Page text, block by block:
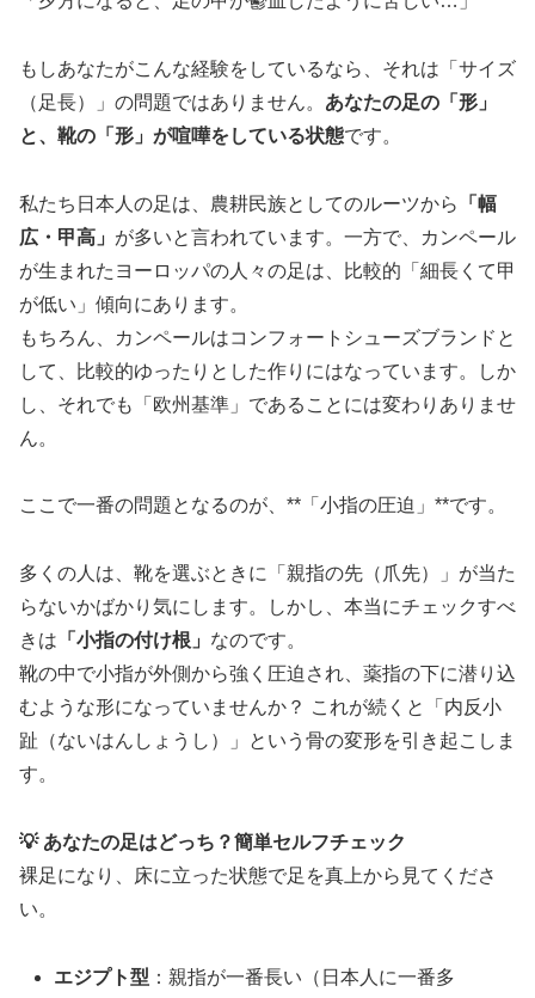
もしあなたがこんな経験をしているなら、それは「サイズ
（足長）」の問題ではありません。 あなたの足の「形」
と、靴の「形」が喧嘩をしている状態です。
私たち日本人の足は、農耕民族としてのルーツから
「幅
広・甲高」 が多いと言われています。一方で、カンペール
が生まれたヨーロッパの人々の足は、比較的「細長くて甲
が低い」傾向にあります。
もちろん、カンペールはコンフォートシューズブランドと
して、比較的ゆったりとした作りにはなっています。しか
し、それでも「欧州基準」であることには変わりありませ
ん。
ここで一番の問題となるのが、**「小指の圧迫」**です。
多くの人は、靴を選ぶときに「親指の先（爪先）」が当た
らないかばかり気にします。しかし、本当にチェックすべ
きは 「小指の付け根」 なのです。
靴の中で小指が外側から強く圧迫され、薬指の下に潜り込
むような形になっていませんか？ これが続くと「内反小
趾（ないはんしょうし）」という骨の変形を引き起こしま
す。
💡 あなたの足はどっち？簡単セルフチェック
裸足になり、床に立った状態で足を真上から見てくださ
い。
エジプト型 ：親指が一番長い（日本人に一番多